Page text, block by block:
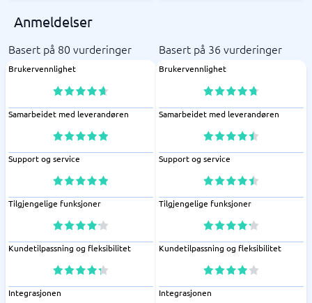
Anmeldelser
Basert på 80 vurderinger Basert på 36 vurderinger
Brukervennlighet
Samarbeidet med leverandøren
Support og service
Tilgjengelige funksjoner
Kundetilpassning og fleksibilitet
Integrasjonen
Brukervennlighet
Samarbeidet med leverandøren
Support og service
Tilgjengelige funksjoner
Kundetilpassning og fleksibilitet
Integrasjonen